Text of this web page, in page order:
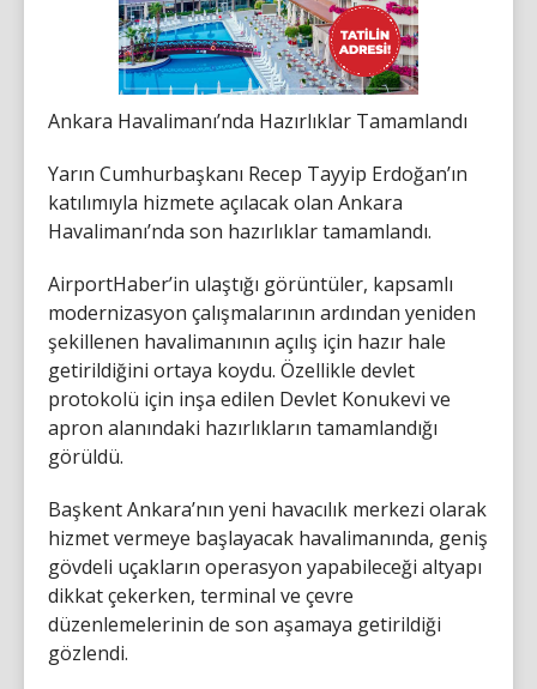
Ankara Havalimanı’nda Hazırlıklar Tamamlandı
Yarın Cumhurbaşkanı Recep Tayyip Erdoğan’ın
katılımıyla hizmete açılacak olan Ankara
Havalimanı’nda son hazırlıklar tamamlandı.
AirportHaber’in ulaştığı görüntüler, kapsamlı
modernizasyon çalışmalarının ardından yeniden
şekillenen havalimanının açılış için hazır hale
getirildiğini ortaya koydu. Özellikle devlet
protokolü için inşa edilen Devlet Konukevi ve
apron alanındaki hazırlıkların tamamlandığı
görüldü.
Başkent Ankara’nın yeni havacılık merkezi olarak
hizmet vermeye başlayacak havalimanında, geniş
gövdeli uçakların operasyon yapabileceği altyapı
dikkat çekerken, terminal ve çevre
düzenlemelerinin de son aşamaya getirildiği
gözlendi.